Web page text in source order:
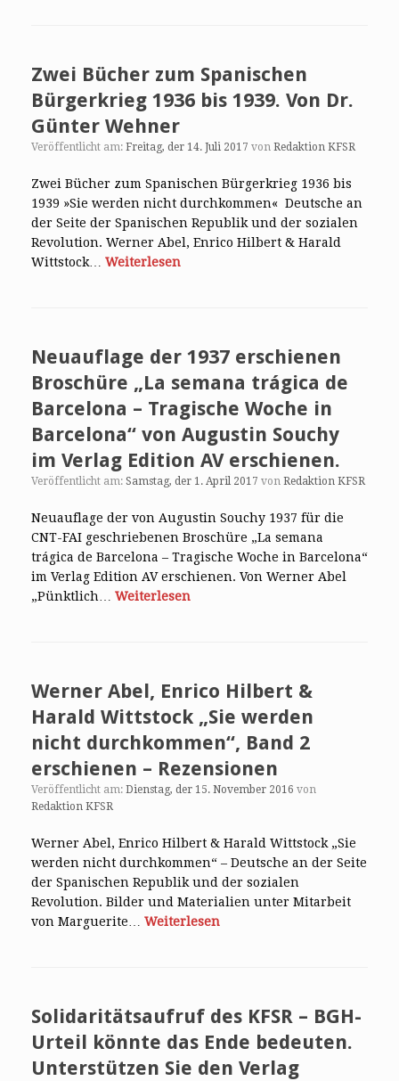
Zwei Bücher zum Spanischen
Bürgerkrieg 1936 bis 1939. Von Dr.
Günter Wehner
Veröffentlicht am: Freitag, der 14. Juli 2017 von Redaktion KFSR
Zwei Bücher zum Spanischen Bürgerkrieg 1936 bis
1939 »Sie werden nicht durchkommen« Deutsche an
der Seite der Spanischen Republik und der sozialen
Revolution. Werner Abel, Enrico Hilbert & Harald
Wittstock… Weiterlesen
Neuauflage der 1937 erschienen
Broschüre „La semana trágica de
Barcelona – Tragische Woche in
Barcelona“ von Augustin Souchy
im Verlag Edition AV erschienen.
Veröffentlicht am: Samstag, der 1. April 2017 von Redaktion KFSR
Neuauflage der von Augustin Souchy 1937 für die
CNT-FAI geschriebenen Broschüre „La semana
trágica de Barcelona – Tragische Woche in Barcelona“
im Verlag Edition AV erschienen. Von Werner Abel
„Pünktlich… Weiterlesen
Werner Abel, Enrico Hilbert &
Harald Wittstock „Sie werden
nicht durchkommen“, Band 2
erschienen – Rezensionen
Veröffentlicht am: Dienstag, der 15. November 2016 von
Redaktion KFSR
Werner Abel, Enrico Hilbert & Harald Wittstock „Sie
werden nicht durchkommen“ – Deutsche an der Seite
der Spanischen Republik und der sozialen
Revolution. Bilder und Materialien unter Mitarbeit
von Marguerite… Weiterlesen
Solidaritätsaufruf des KFSR – BGH-
Urteil könnte das Ende bedeuten.
Unterstützen Sie den Verlag